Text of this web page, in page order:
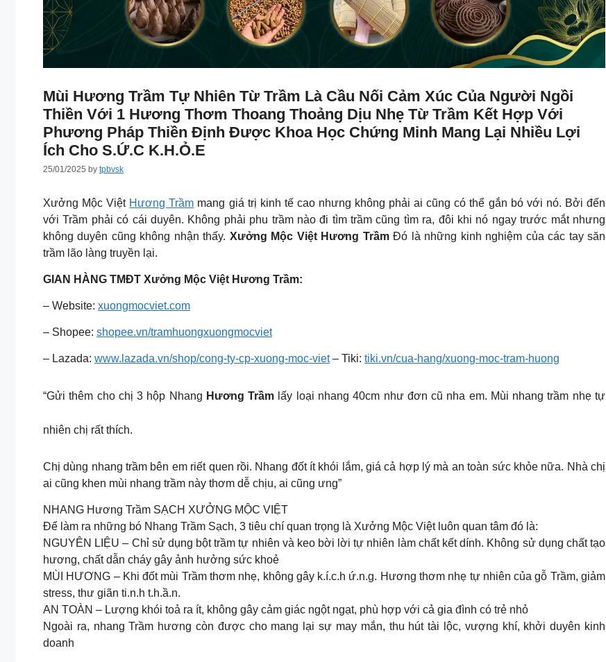
Mùi Hương Trầm Tự Nhiên Từ Trầm Là Cầu Nối Cảm Xúc Của Người Ngồi
Thiền Với 1 Hương Thơm Thoang Thoảng Dịu Nhẹ Từ Trầm Kết Hợp Với
Phương Pháp Thiền Định Được Khoa Học Chứng Minh Mang Lại Nhiều Lợi
Ích Cho S.ứ.c K.h.ỏ.e
25/01/2025 by tpbvsk
Xưởng Mộc Việt Hương Trầm mang giá trị kinh tế cao nhưng không phải ai cũng có thể gắn bó với nó. Bởi đến
với Trầm phải có cái duyên. Không phải phu trầm nào đi tìm trầm cũng tìm ra, đôi khi nó ngay trước mắt nhưng
không duyên cũng không nhận thấy. Xưởng Mộc Việt Hương TrầmĐó là những kinh nghiệm của các tay săn
trầm lão làng truyền lại.
GIAN HÀNG TMĐT Xưởng Mộc Việt Hương Trầm:
– Website: xuongmocviet.com
– Shopee: shopee.vn/tramhuongxuongmocviet
– Lazada: www.lazada.vn/shop/cong-ty-cp-xuong-moc-viet– Tiki: tiki.vn/cua-hang/xuong-moc-tram-huong
“Gửi thêm cho chị 3 hộp Nhang Hương Trầm lấy loại nhang 40cm như đơn cũ nha em. Mùi nhang trầm nhẹ tự
nhiên chị rất thích.
Chị dùng nhang trầm bên em riết quen rồi. Nhang đốt ít khói lắm, giá cả hợp lý mà an toàn sức khỏe nữa. Nhà chị
ai cũng khen mùi nhang trầm này thơm dễ chịu, ai cũng ưng”
NHANG Hương Trầm SẠCH XƯỞNG MỘC VIỆT
Để làm ra những bó Nhang Trầm Sạch, 3 tiêu chí quan trọng là Xưởng Mộc Việt luôn quan tâm đó là:
NGUYÊN LIỆU – Chỉ sử dụng bột trầm tự nhiên và keo bời lời tự nhiên làm chất kết dính. Không sử dụng chất tạo
hương, chất dẫn cháy gây ảnh hưởng sức khoẻ
MÙI HƯƠNG – Khi đốt mùi Trầm thơm nhẹ, không gây k.í.c.h ứ.n.g. Hương thơm nhẹ tự nhiên của gỗ Trầm, giảm
stress, thư giãn ti.n.h t.h.ầ.n.
AN TOÀN – Lượng khói toả ra ít, không gây cảm giác ngột ngạt, phù hợp với cả gia đình có trẻ nhỏ
Ngoài ra, nhang Trầm hương còn được cho mang lại sự may mắn, thu hút tài lộc, vượng khí, khởi duyên kinh
doanh